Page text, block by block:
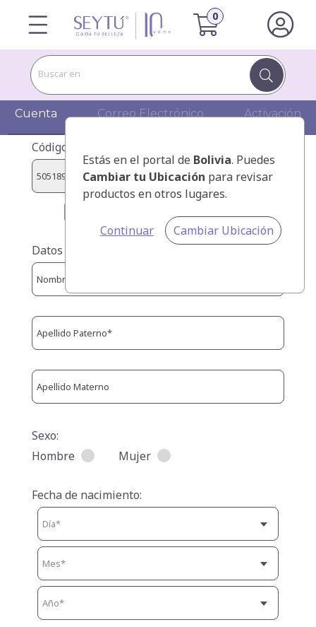
Buscar en
Estás en el portal de Bolivia. Puedes
Cambiar tu Ubicación para revisar
productos en otros lugares.
Continuar Cambiar Ubicación
Cuenta Correo Electrónico Activación
Código de presentador/Presentador:
Datos personales:
Sexo:
Hombre
Mujer
Fecha de nacimiento: